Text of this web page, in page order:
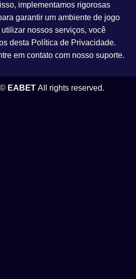
implementamos rigorosas
garantir um ambiente de jogo
nossos serviços, você
desta Política de Privacidade.
em contato com nosso suporte.
EABETAll rights reserved.